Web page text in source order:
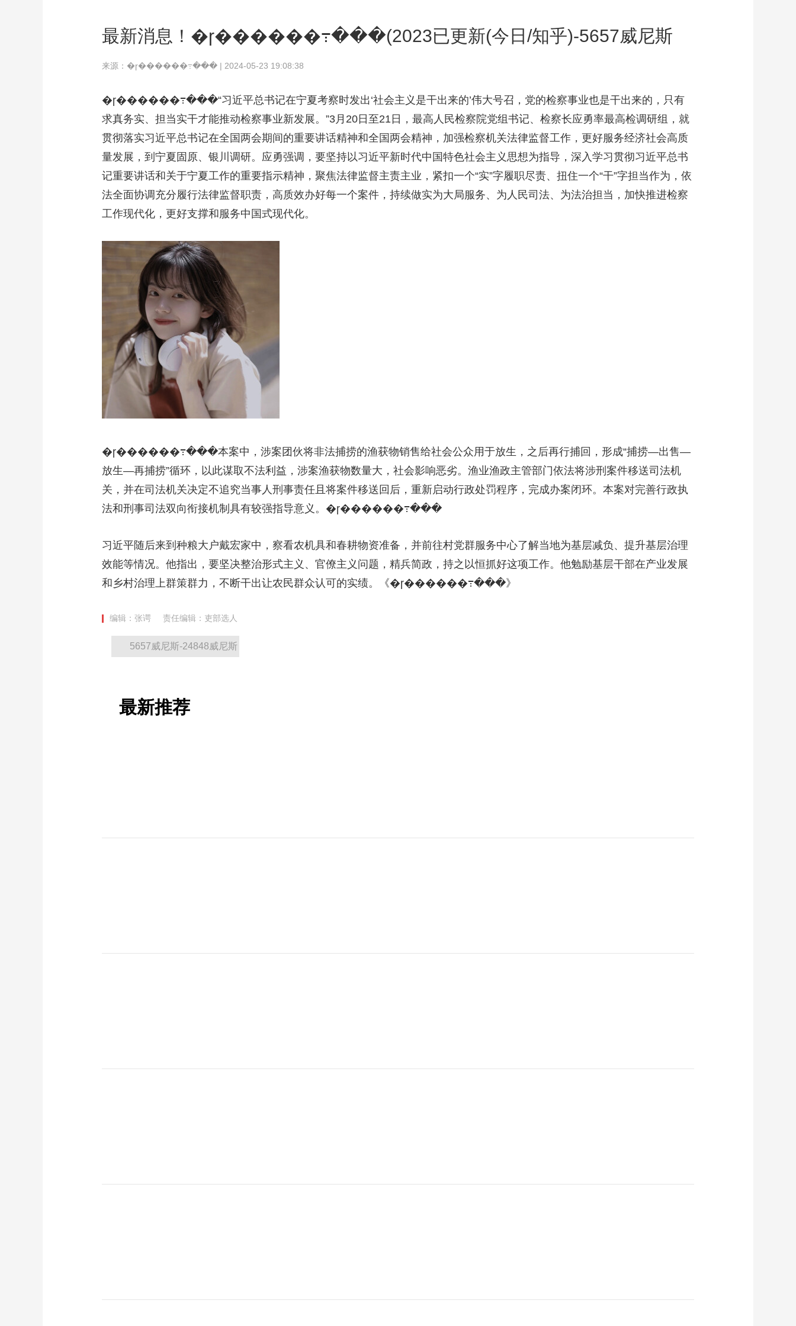
最新消息！�ɼ������߹���(2023已更新(今日/知乎)-5657威尼斯
来源：�ɼ������߹��� | 2024-05-23 19:08:38
�ɼ������߹���“习近平总书记在宁夏考察时发出‘社会主义是干出来的’伟大号召，党的检察事业也是干出来的，只有
求真务实、担当实干才能推动检察事业新发展。”3月20日至21日，最高人民检察院党组书记、检察长应勇率最高检调研组，就
贯彻落实习近平总书记在全国两会期间的重要讲话精神和全国两会精神，加强检察机关法律监督工作，更好服务经济社会高质
量发展，到宁夏固原、银川调研。应勇强调，要坚持以习近平新时代中国特色社会主义思想为指导，深入学习贯彻习近平总书
记重要讲话和关于宁夏工作的重要指示精神，聚焦法律监督主责主业，紧扣一个“实”字履职尽责、扭住一个“干”字担当作为，依
法全面协调充分履行法律监督职责，高质效办好每一个案件，持续做实为大局服务、为人民司法、为法治担当，加快推进检察
工作现代化，更好支撑和服务中国式现代化。
�ɼ������߹���本案中，涉案团伙将非法捕捞的渔获物销售给社会公众用于放生，之后再行捕回，形成“捕捞—出售—
放生—再捕捞”循环，以此谋取不法利益，涉案渔获物数量大，社会影响恶劣。渔业渔政主管部门依法将涉刑案件移送司法机
关，并在司法机关决定不追究当事人刑事责任且将案件移送回后，重新启动行政处罚程序，完成办案闭环。本案对完善行政执
法和刑事司法双向衔接机制具有较强指导意义。�ɼ������߹���
习近平随后来到种粮大户戴宏家中，察看农机具和春耕物资准备，并前往村党群服务中心了解当地为基层减负、提升基层治理
效能等情况。他指出，要坚决整治形式主义、官僚主义问题，精兵简政，持之以恒抓好这项工作。他勉励基层干部在产业发展
和乡村治理上群策群力，不断干出让农民群众认可的实绩。《�ɼ������߹���》
编辑：张谔 责任编辑：吏部选人
5657威尼斯-24848威尼斯
最新推荐